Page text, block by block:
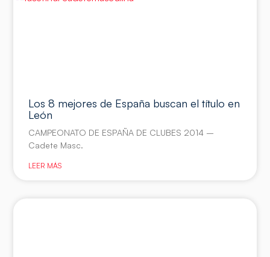
Los 8 mejores de España buscan el título en
León
CAMPEONATO DE ESPAÑA DE CLUBES 2014 –
Cadete Masc.
LEER MÁS